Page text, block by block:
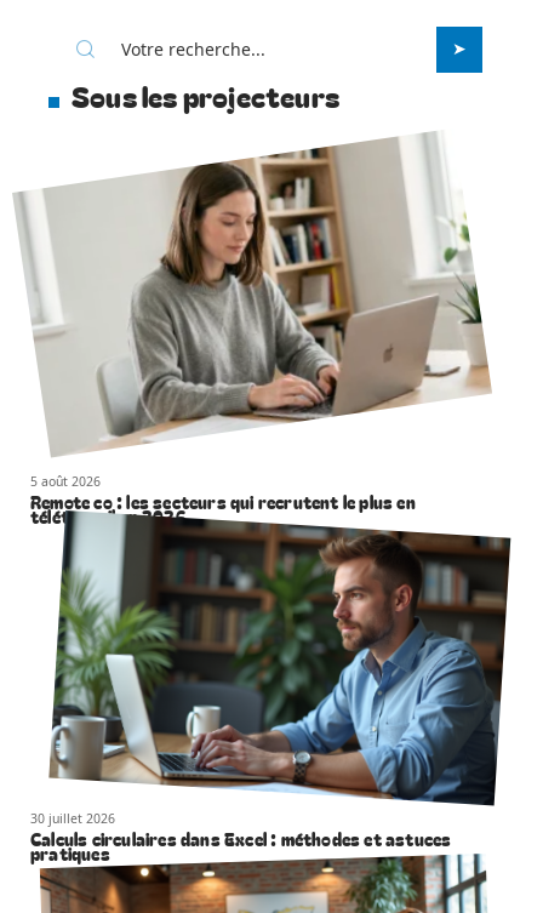
Sous les projecteurs
5 août 2026
Remote co : les secteurs qui recrutent le plus en
télétravail en 2026
30 juillet 2026
Calculs circulaires dans Excel : méthodes et astuces
pratiques